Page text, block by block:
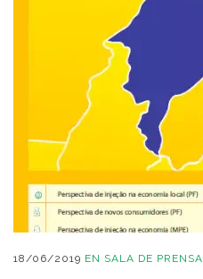
18/06/2019 EN SALA DE PRENSA